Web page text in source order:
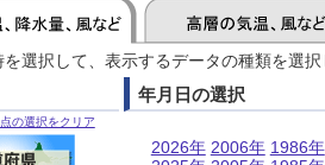
選択して、表示するデータの種類を選択
の選択をクリア
年月日の選択
2026年 2006年 1986年